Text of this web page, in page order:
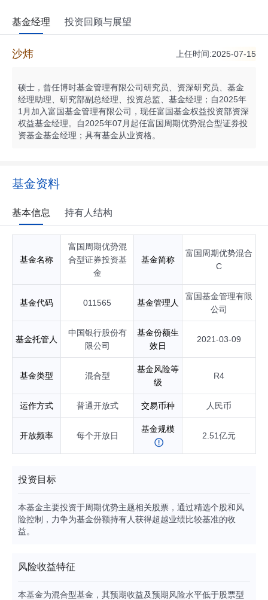
基金经理 投资回顾与展望
沙炜 上任时间:2025-07-15
硕士，曾任博时基金管理有限公司研究员、资深研究员、基金
经理助理、研究部副总经理、投资总监、基金经理；自2025年
1月加入富国基金管理有限公司，现任富国基金权益投资部资深
权益基金经理。自2025年07月起任富国周期优势混合型证券投
资基金基金经理；具有基金从业资格。
基金资料
基本信息 持有人结构
基金名称
富国周期优势混
合型证券投资基
金
基金简称
富国周期优势混合
C
基金代码 011565 基金管理人
富国基金管理有限
公司
基金托管人
中国银行股份有
限公司
基金份额生
效日
2021-03-09
基金类型 混合型
基金风险等
级
R4
运作方式 普通开放式 交易币种 人民币
开放频率 每个开放日
基金规模
2.51亿元
投资目标
本基金主要投资于周期优势主题相关股票，通过精选个股和风
险控制，力争为基金份额持有人获得超越业绩比较基准的收
益。
风险收益特征
本基金为混合型基金，其预期收益及预期风险水平低于股票型